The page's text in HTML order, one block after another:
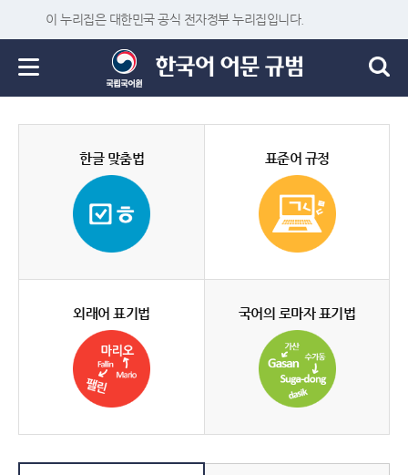
이 누리집은 대한민국 공식 전자정부 누리집입니다.
한글 맞춤법 표준어 규정
외래어 표기법 국어의 로마자 표기법